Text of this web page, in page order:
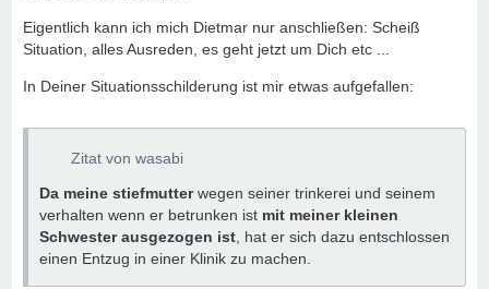
Eigentlich kann ich mich Dietmar nur anschließen: Scheiß
Situation, alles Ausreden, es geht jetzt um Dich etc ...
In Deiner Situationsschilderung ist mir etwas aufgefallen:
Zitat von wasabi
Da meine stiefmutterwegen seiner trinkerei und seinem
verhalten wenn er betrunken ist mit meiner kleinen
Schwester ausgezogen ist , hat er sich dazu entschlossen
einen Entzug in einer Klinik zu machen.